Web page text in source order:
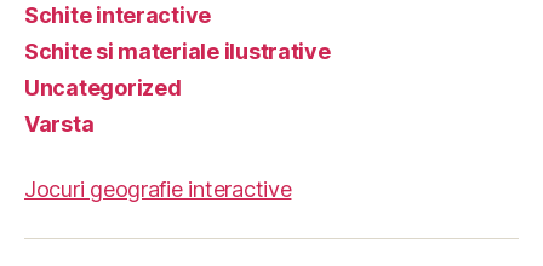
Schite interactive
Schite si materiale ilustrative
Uncategorized
Varsta
Jocuri geografie interactive